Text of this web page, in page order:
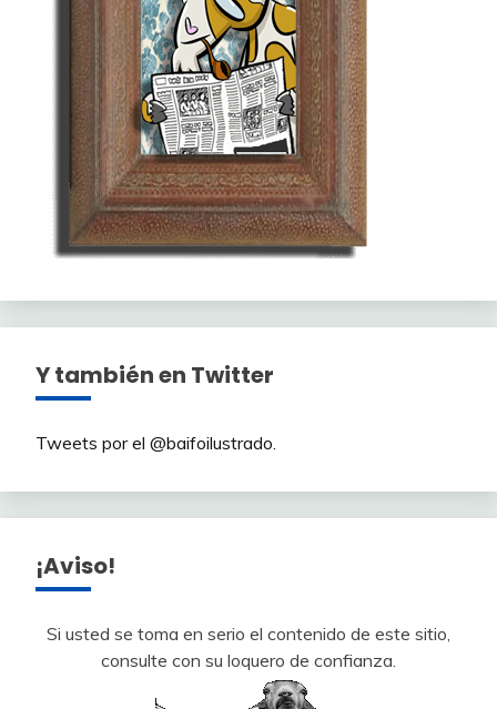
Y también en Twitter
Tweets por el @baifoilustrado.
¡Aviso!
Si usted se toma en serio el contenido de este sitio,
consulte con su loquero de confianza.